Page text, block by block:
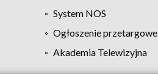
System NOS
Ogłoszenie przetargowe
Akademia Telewizyjna